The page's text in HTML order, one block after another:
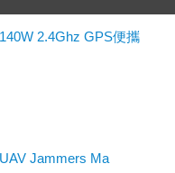
2.4Ghz GPS便攜
Jammers Ma